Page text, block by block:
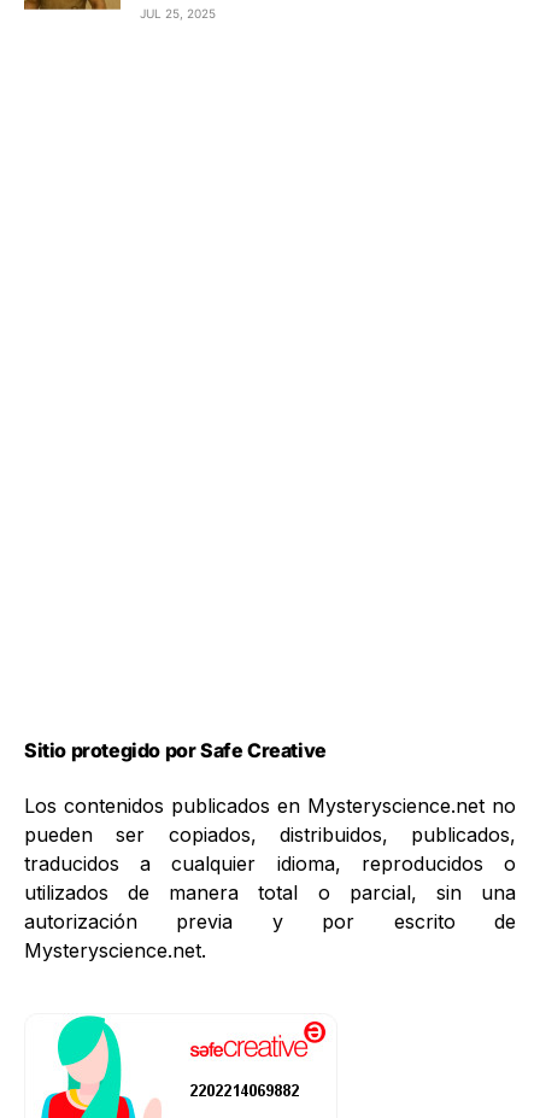
JUL 25, 2025
Sitio protegido por Safe Creative
Los contenidos publicados en Mysteryscience.net no
pueden ser copiados, distribuidos, publicados,
traducidos a cualquier idioma, reproducidos o
utilizados de manera total o parcial, sin una
autorización previa y por escrito de
Mysteryscience.net.